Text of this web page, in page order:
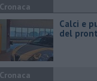
Cronaca
Calci e
del
Cronaca